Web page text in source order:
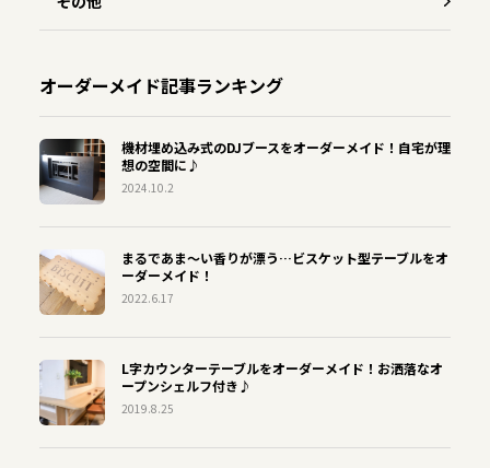
オーダーメイド記事ランキング
機材埋め込み式のDJブースをオーダーメイド！自宅が理
想の空間に♪
2024.10.2
まるであま〜い香りが漂う…ビスケット型テーブルをオ
ーダーメイド！
2022.6.17
L字カウンターテーブルをオーダーメイド！お洒落なオ
ープンシェルフ付き♪
2019.8.25